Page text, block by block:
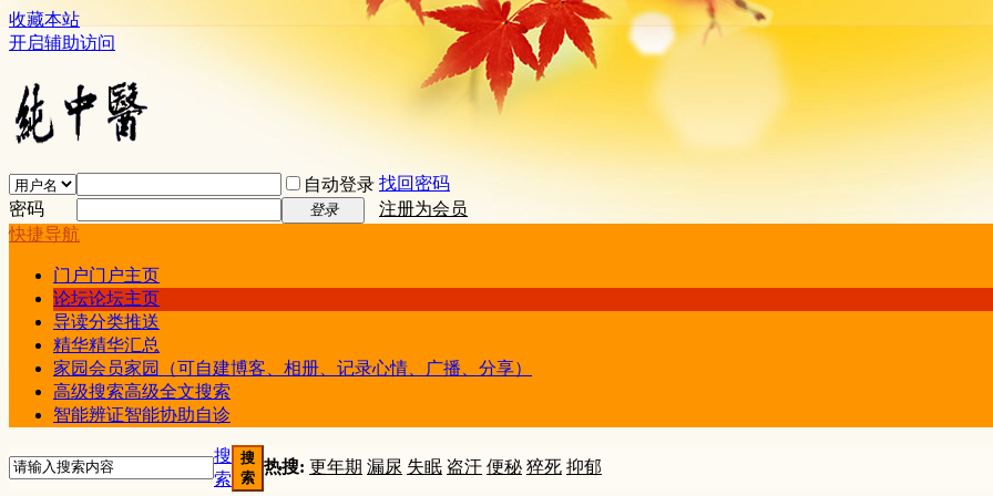
收藏本站
开启辅助访问
自动登录 找回密码
密码
登录
注册为会员
快捷导航
门户门户主页
论坛论坛主页
导读分类推送
精华精华汇总
家园会员家园（可自建博客、相册、记录心情、广播、分享）
高级搜索高级全文搜索
智能辨证智能协助自诊
搜
索
搜
索
热搜: 更年期 漏尿 失眠 盗汗 便秘 猝死 抑郁